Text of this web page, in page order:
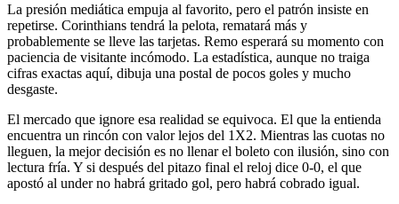
La presión mediática empuja al favorito, pero el patrón insiste en
repetirse. Corinthians tendrá la pelota, rematará más y
probablemente se lleve las tarjetas. Remo esperará su momento con
paciencia de visitante incómodo. La estadística, aunque no traiga
cifras exactas aquí, dibuja una postal de pocos goles y mucho
desgaste.
El mercado que ignore esa realidad se equivoca. El que la entienda
encuentra un rincón con valor lejos del 1X2. Mientras las cuotas no
lleguen, la mejor decisión es no llenar el boleto con ilusión, sino con
lectura fría. Y si después del pitazo final el reloj dice 0-0, el que
apostó al under no habrá gritado gol, pero habrá cobrado igual.